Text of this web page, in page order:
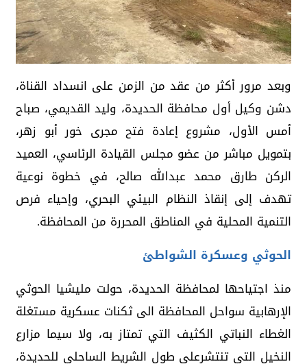
وبعد مرور أكثر من عقد من الزمن على انسداد القناة،
دشن وكيل أول محافظة الحديدة، وليد القديمي، صباح
أمس الأول، مشروع إعادة فتح مجرى خور أبو زهر،
بتمويل مباشر من عضو مجلس القيادة الرئاسي، العميد
الركن طارق محمد عبدالله صالح، في خطوة نوعية
تهدف إلى إنقاذ النظام البيئي البحري، وإحياء فرص
التنمية المحلية في المناطق المحررة من المحافظة.
الحوثي وعسكرة الشواطئ
منذ اجتياحها لمحافظة الحديدة، حولت مليشيا الحوثي
الإرهابية سواحل المحافظة الى ثكنات عسكرية مستغلة
الغطاء النباتي الكثيف التي تمتاز به، ولا سيما مزارع
النخيل التي تنتشرعلى طول الشريط الساحلي للحديدة،